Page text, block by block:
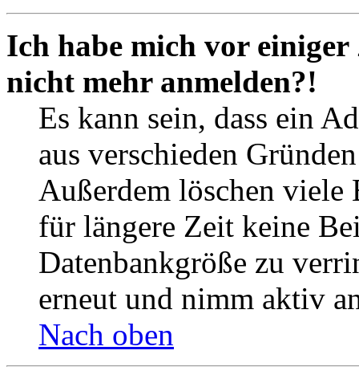
Ich habe mich vor
nicht mehr anmelden?!
Es kann sein, dass ein
aus verschieden
Außerdem löschen viele
für längere Zeit keine
Datenbankgröße zu
erneut und nimm aktiv
Nach oben